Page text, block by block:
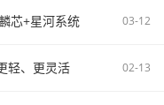
芯+星河系统 03-12
轻、更灵活 02-13